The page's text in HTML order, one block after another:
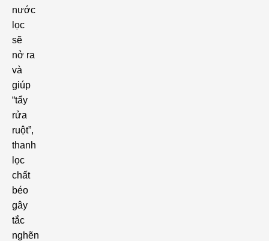
nước
lọc
sẽ
nở ra
và
giúp
“tẩy
rửa
ruột”,
thanh
lọc
chất
béo
gây
tắc
nghẽn